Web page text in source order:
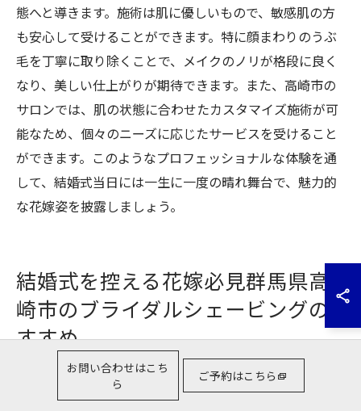
態へと導きます。施術は肌に優しいもので、敏感肌の方
も安心して受けることができます。特に顔まわりのうぶ
毛を丁寧に取り除くことで、メイクのノリが格段に良く
なり、美しい仕上がりが期待できます。また、高崎市の
サロンでは、肌の状態に合わせたカスタマイズ施術が可
能なため、個々のニーズに応じたサービスを受けること
ができます。このようなプロフェッショナルな体験を通
して、結婚式当日には一生に一度の晴れ舞台で、魅力的
な花嫁姿を披露しましょう。
結婚式を控える花嫁必見群馬県高
崎市のブライダルシェービングの
すすめ
花嫁にとって重要なシェービングのタイミング
お問い合わせはこち
ら
ご予約はこちら